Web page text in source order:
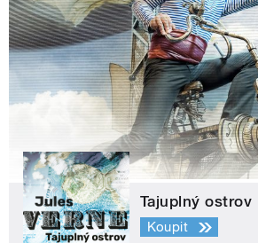
Tajuplný ostrov
Koupit